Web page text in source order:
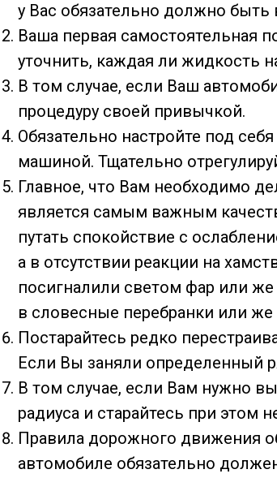
у Вас обязательно должно
Ваша первая самостоятельная
уточнить, каждая ли жидкость
В том случае, если Ваш
процедуру своей привычкой.
Обязательно настройте под
машиной. Тщательно
Главное, что Вам необходимо
является самым важным
путать спокойствие с
а в отсутствии реакции на
посигналили светом фар или
в словесные перебранки или
Постарайтесь редко
Если Вы заняли определенный
В том случае, если Вам нужно
радиуса и старайтесь при этом
Правила дорожного движения
автомобиле обязательно